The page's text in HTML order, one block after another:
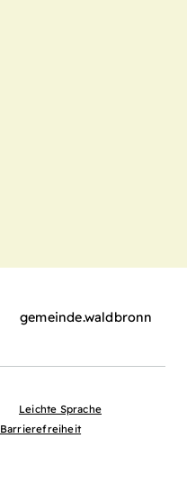
gemeinde.waldbronn
Leichte Sprache
Barrierefreiheit